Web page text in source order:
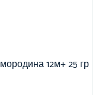
12м+ 25 гр